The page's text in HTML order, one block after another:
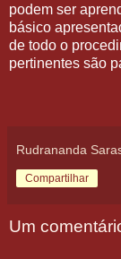
podem ser
básico
de todo o
pertinentes são
Rudrananda
Compartilhar
Um